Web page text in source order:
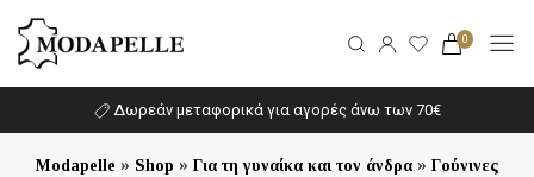
0
Δωρεάν μεταφορικά για αγορές άνω των 70€
Modapelle » Shop » Για τη γυναίκα και τον άνδρα » Γούνινες